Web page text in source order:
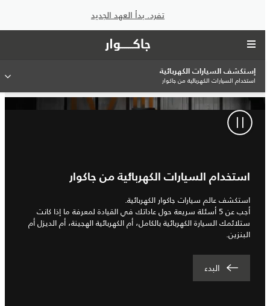
تفرد. بدأ العهد الجديد
إستكشف السيارات الكهربائية
استخدام السيارات الكهربائية من جاكوار
استخدام السيارات الكهربائية من جاكوار
استكشف عالم سيارات جاكوار الكهربائية.
أجب عن 5 أسئلة سريعة حول عاداتك في القيادة لمعرفة ما إذا كانت
ستلائمك السيارة الكهربائية بالكامل، أم الكهربائية الهجينة، أم الديزل أم
البنزين.
البدء